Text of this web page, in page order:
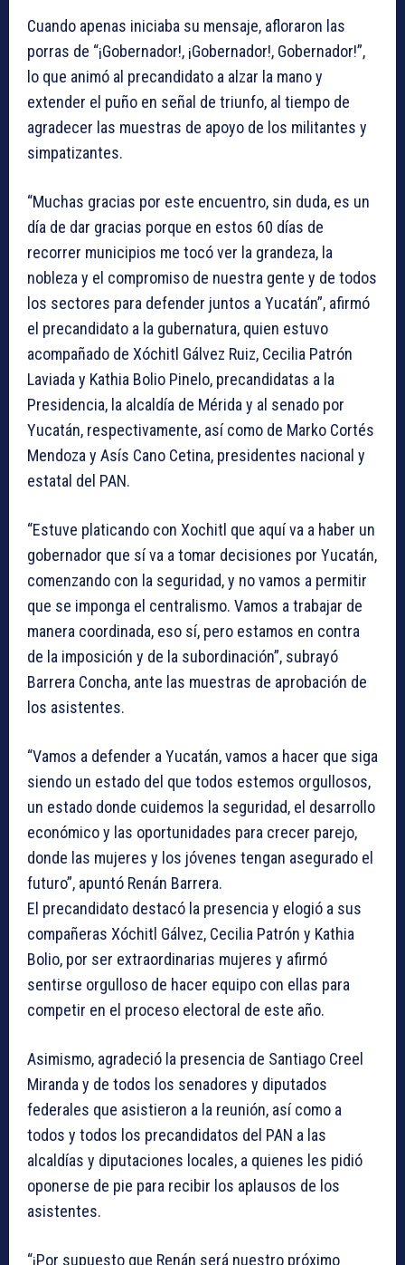
Cuando apenas iniciaba su mensaje, afloraron las
porras de “¡Gobernador!, ¡Gobernador!, Gobernador!”,
lo que animó al precandidato a alzar la mano y
extender el puño en señal de triunfo, al tiempo de
agradecer las muestras de apoyo de los militantes y
simpatizantes.
“Muchas gracias por este encuentro, sin duda, es un
día de dar gracias porque en estos 60 días de
recorrer municipios me tocó ver la grandeza, la
nobleza y el compromiso de nuestra gente y de todos
los sectores para defender juntos a Yucatán”, afirmó
el precandidato a la gubernatura, quien estuvo
acompañado de Xóchitl Gálvez Ruiz, Cecilia Patrón
Laviada y Kathia Bolio Pinelo, precandidatas a la
Presidencia, la alcaldía de Mérida y al senado por
Yucatán, respectivamente, así como de Marko Cortés
Mendoza y Asís Cano Cetina, presidentes nacional y
estatal del PAN.
“Estuve platicando con Xochitl que aquí va a haber un
gobernador que sí va a tomar decisiones por Yucatán,
comenzando con la seguridad, y no vamos a permitir
que se imponga el centralismo. Vamos a trabajar de
manera coordinada, eso sí, pero estamos en contra
de la imposición y de la subordinación”, subrayó
Barrera Concha, ante las muestras de aprobación de
los asistentes.
“Vamos a defender a Yucatán, vamos a hacer que siga
siendo un estado del que todos estemos orgullosos,
un estado donde cuidemos la seguridad, el desarrollo
económico y las oportunidades para crecer parejo,
donde las mujeres y los jóvenes tengan asegurado el
futuro”, apuntó Renán Barrera.
El precandidato destacó la presencia y elogió a sus
compañeras Xóchitl Gálvez, Cecilia Patrón y Kathia
Bolio, por ser extraordinarias mujeres y afirmó
sentirse orgulloso de hacer equipo con ellas para
competir en el proceso electoral de este año.
Asimismo, agradeció la presencia de Santiago Creel
Miranda y de todos los senadores y diputados
federales que asistieron a la reunión, así como a
todos y todos los precandidatos del PAN a las
alcaldías y diputaciones locales, a quienes les pidió
oponerse de pie para recibir los aplausos de los
asistentes.
“¡Por supuesto que Renán será nuestro próximo